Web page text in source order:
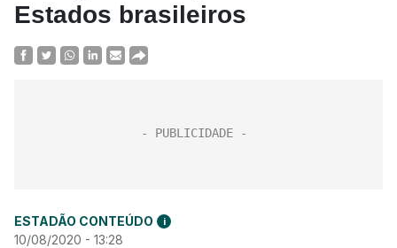
Estados brasileiros
ESTADÃO CONTEÚDO i
10/08/2020 - 13:28